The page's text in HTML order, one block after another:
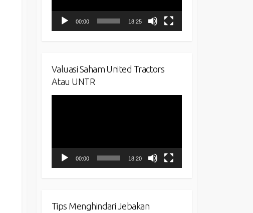
00:00 18:25
Valuasi Saham United Tractors
Atau UNTR
00:00 18:20
Tips Menghindari Jebakan